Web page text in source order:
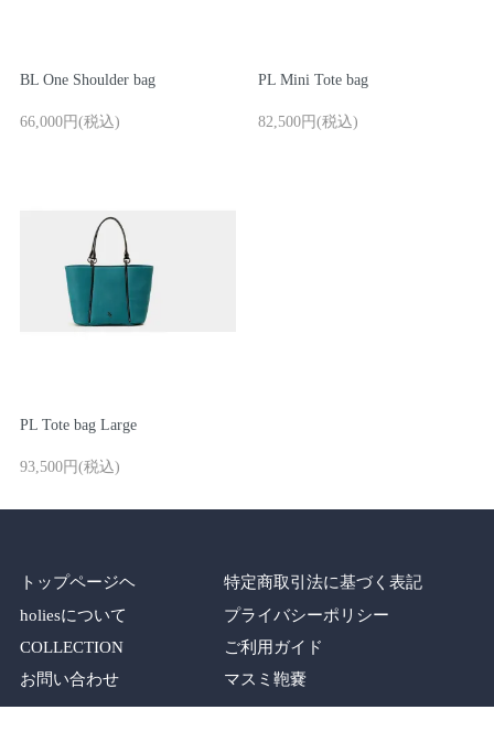
BL One Shoulder bag
66,000円(税込)
PL Mini Tote bag
82,500円(税込)
PL Tote bag Large
93,500円(税込)
トップページヘ
holiesについて
COLLECTION
お問い合わせ
SHOP
特定商取引法に基づく表記
プライバシーポリシー
ご利用ガイド
マスミ鞄嚢